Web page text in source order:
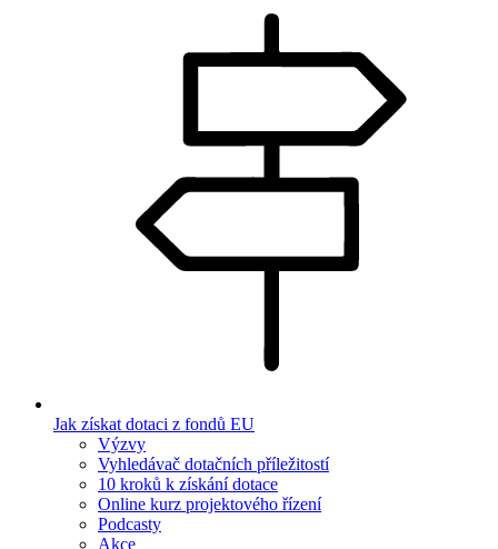
Jak získat dotaci z fondů EU
Výzvy
Vyhledávač dotačních příležitostí
10 kroků k získání dotace
Online kurz projektového řízení
Podcasty
Akce